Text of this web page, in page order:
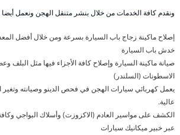
ونقدم كافة الخدمات من خلال بنشر متنقل الهجن ونعمل
إصلاح ماكينة زجاج باب السيارة بسرعة ومن خلال أفضل
خدش باب السيارة
صيانة ماكينة السيارة وإصلاح كافة الأجزاء فيها مثل البلف
الاسطونات (السلندر)
يعمل كهربائي سيارات الهجن في فحص الدينو وصيانته وتغير
عالية.
الكشف على مواسير العادم (الاكزوزت) وأسلاك البواجي
عبر خبير ميكانيك سيارات